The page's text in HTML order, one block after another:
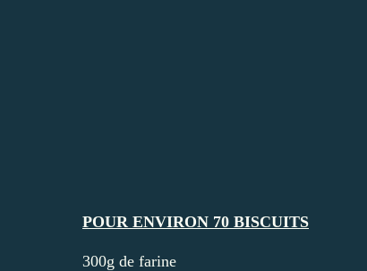
POUR ENVIRON 70 BISCUITS
300g de farine